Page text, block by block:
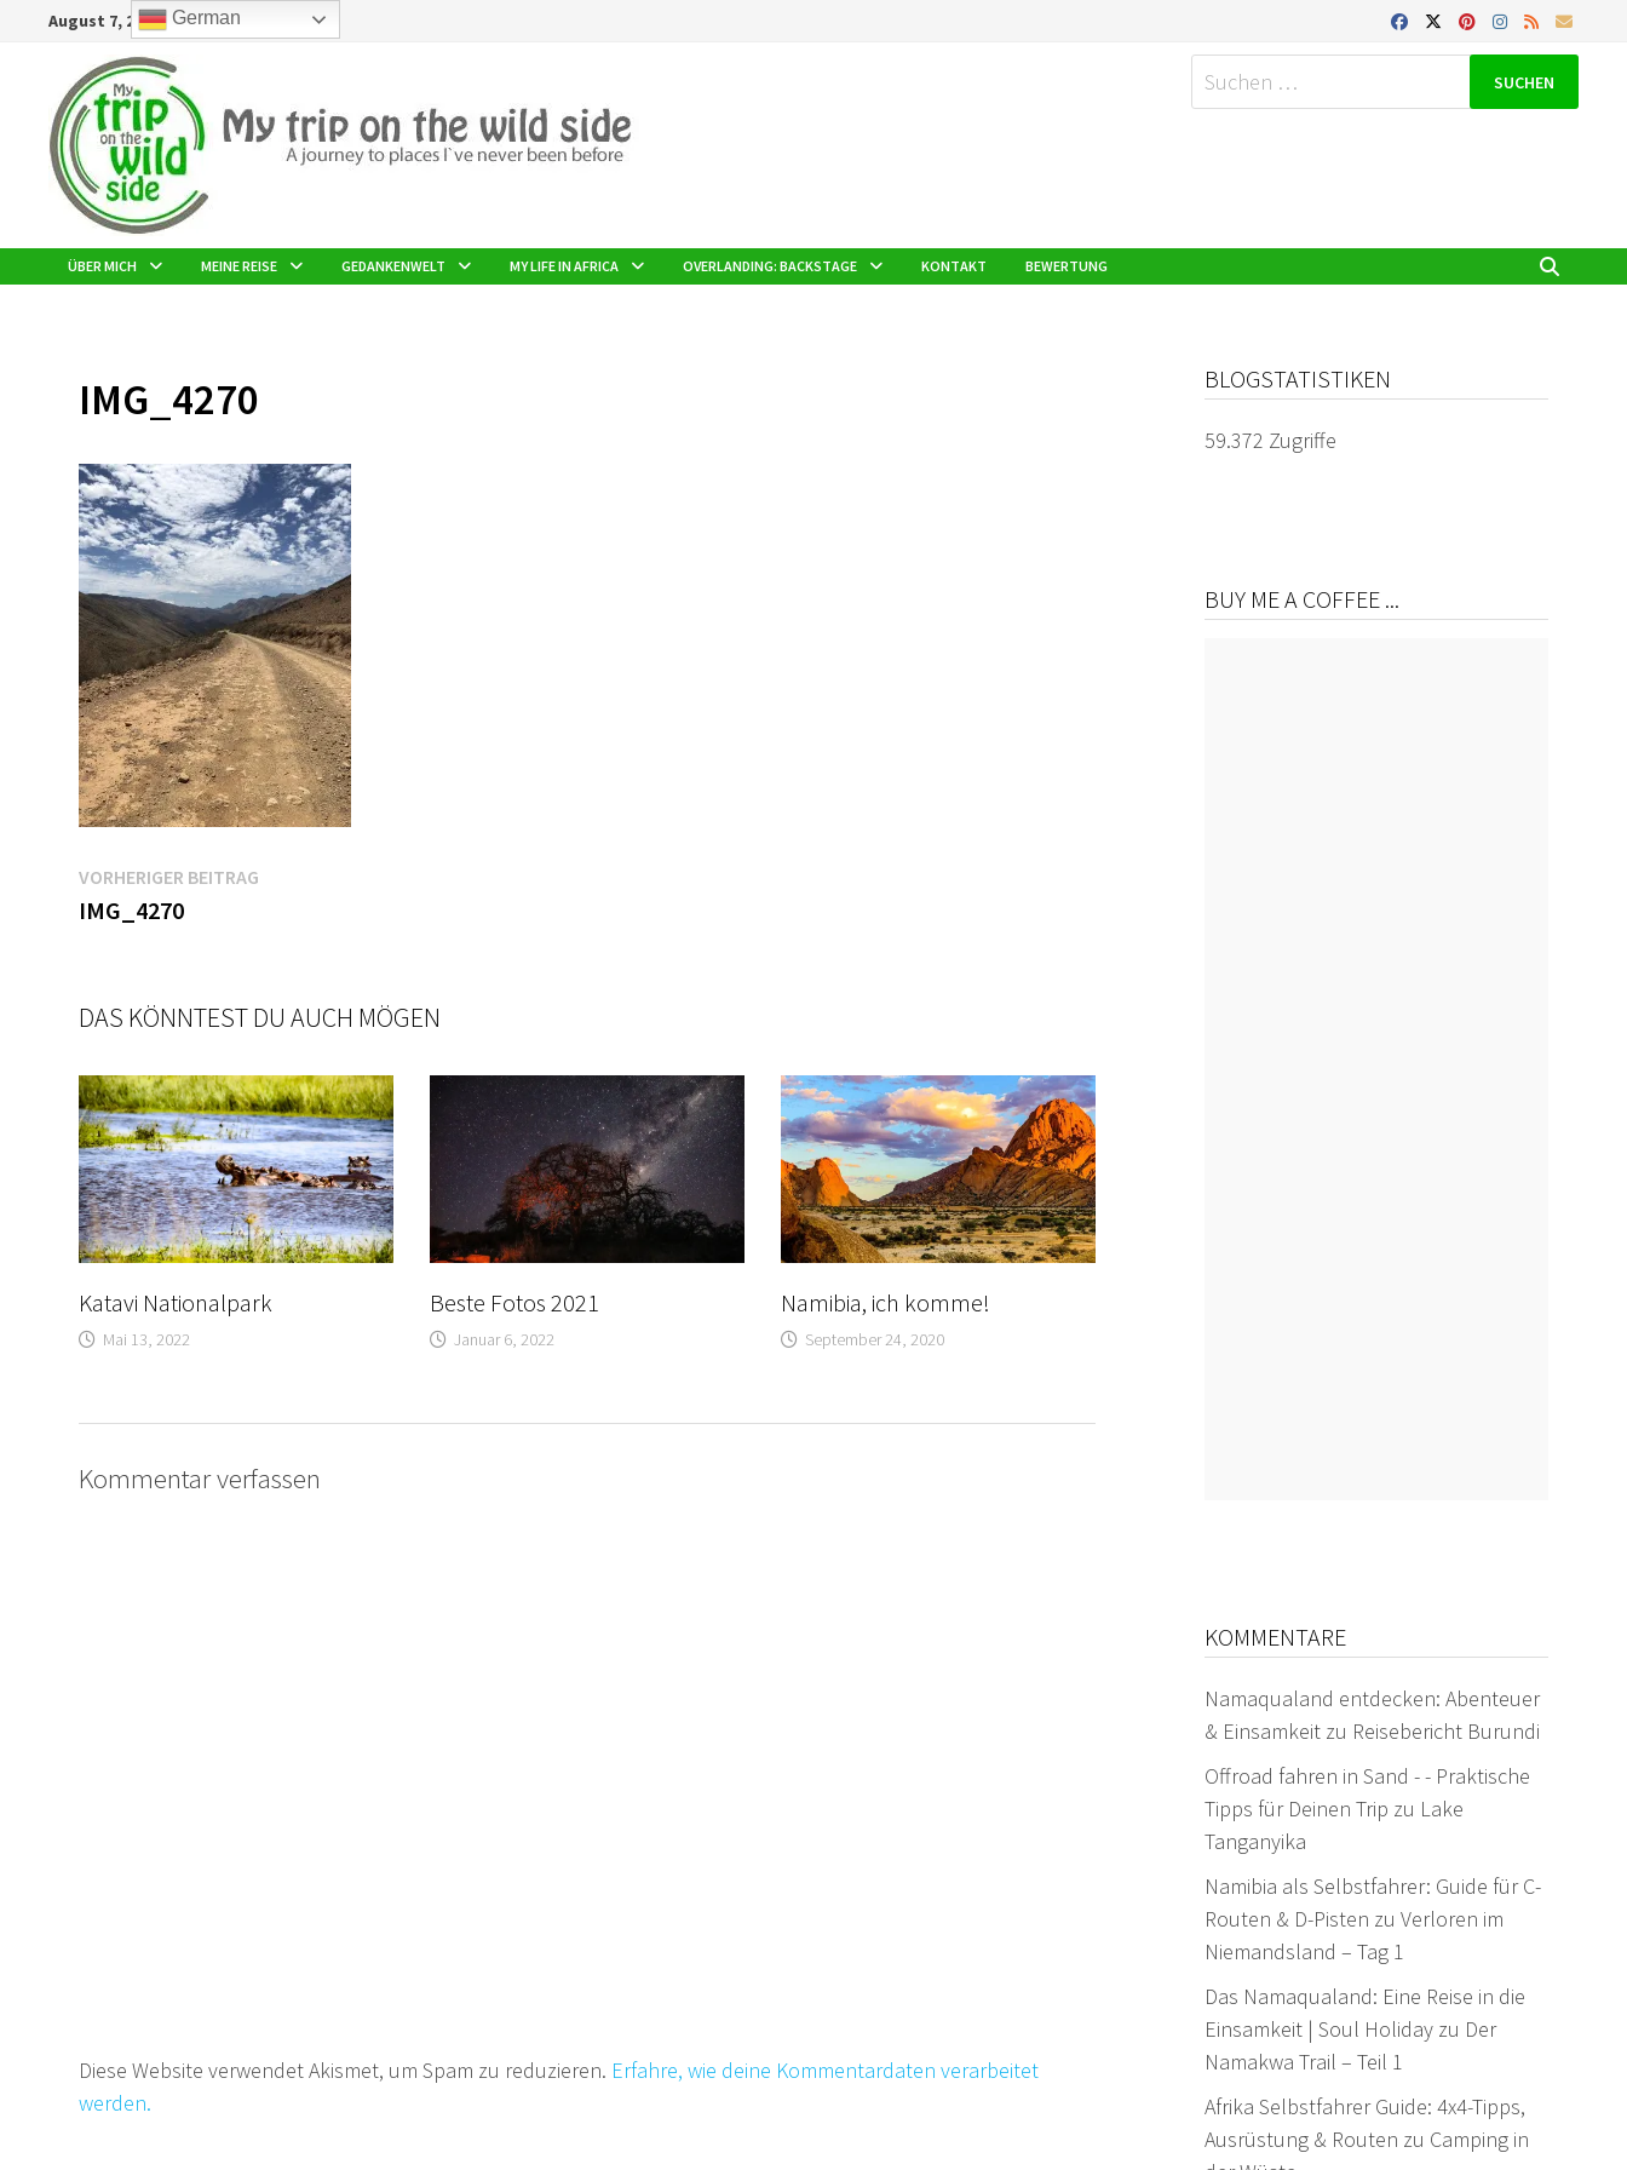
ZurückAugust 7, 2026
Suchen
nach:
ÜBER MICH MEINE REISE GEDANKENWELT MY LIFE IN AFRICA OVERLANDING: BACKSTAGE KONTAKT BEWERTUNG
IMG_4270
Beitragsnavigation
VORHERIGER BEITRAG
IMG_4270
DAS KÖNNTEST DU AUCH MÖGEN
Katavi Nationalpark
Mai 13, 2022
Beste Fotos 2021
Januar 6, 2022
Namibia, ich komme!
September 24, 2020
Kommentar verfassen
Diese Website verwendet Akismet, um Spam zu reduzieren. Erfahre, wie deine Kommentardaten verarbeitet
werden.
BLOGSTATISTIKEN
59.372 Zugriffe
BUY ME A COFFEE ...
KOMMENTARE
Namaqualand entdecken: Abenteuer
& Einsamkeitzu Reisebericht Burundi
Offroad fahren in Sand - - Praktische
Tipps für Deinen Trip zu Lake
Tanganyika
Namibia als Selbstfahrer: Guide für C-
Routen & D-Pisten zu Verloren im
Niemandsland – Tag 1
Das Namaqualand: Eine Reise in die
Einsamkeit | Soul Holidayzu Der
Namakwa Trail – Teil 1
Afrika Selbstfahrer Guide: 4x4-Tipps,
Ausrüstung & Routen zu Camping in
German